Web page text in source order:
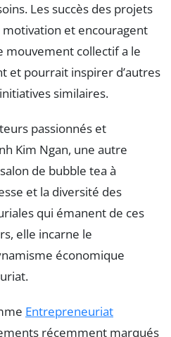
Les succès des projets
et encouragent
mouvement collectif a le
et pourrait inspirer d’autres
similaires.
passionnés et
Kim Ngan, une autre
de bubble tea à
et la diversité des
qui émanent de ces
elle incarne le
économique
Entrepreneuriat
récemment marqués